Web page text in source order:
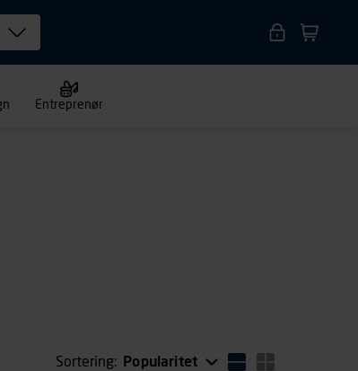
Entreprenør
Sortering: Popularitet